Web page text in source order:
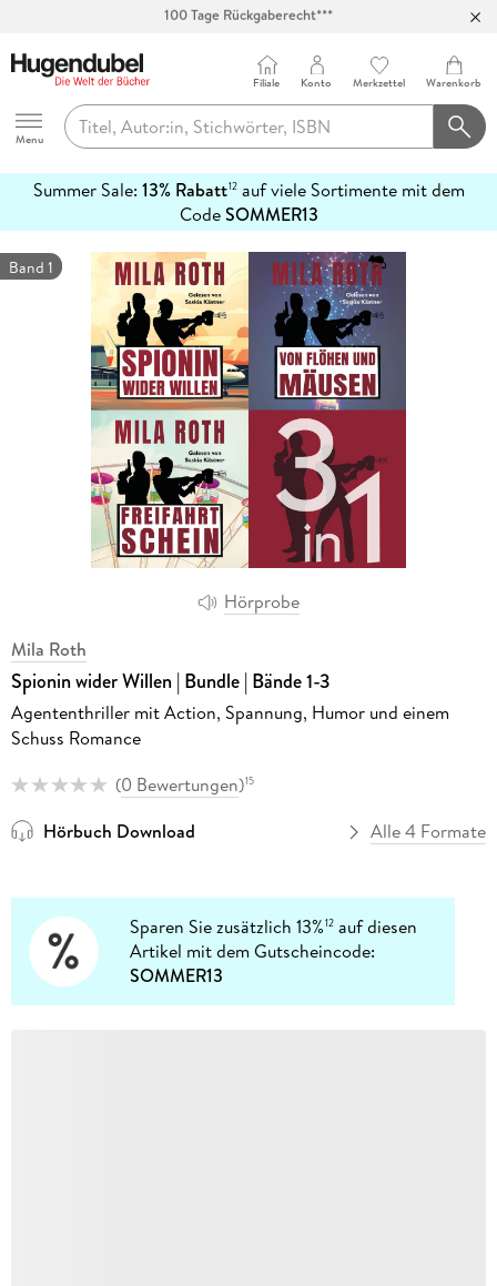
Abholung in über 100 Filialen
Hugendubel
Menu
Filiale Konto Merkzettel Warenkorb
Summer Sale: 13% Rabatt12auf viele Sortimente mit dem
CodeSOMMER13
erfahren
Hörprobe
Band 1
Mila Roth
Spionin wider Willen | Bundle | Bände 1-3
Agententhriller mit Action, Spannung, Humor und einem
Schuss Romance
(0 Bewertungen)15
Hörbuch Download Alle 4 Formate
Sparen Sie zusätzlich 13%12 auf diesen
Artikel mit dem Gutscheincode:
SOMMER13